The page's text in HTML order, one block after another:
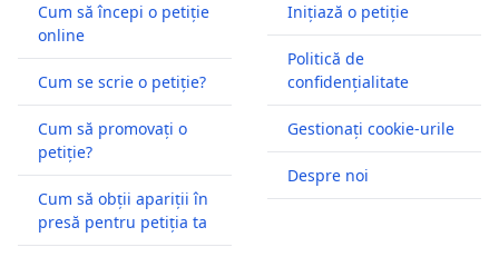
Cum să începi o petiție
online
Cum se scrie o petiție?
Cum să promovați o
petiție?
Cum să obții apariții în
presă pentru petiția ta
Inițiază o petiție
Politică de
confidențialitate
Gestionați cookie-urile
Despre noi